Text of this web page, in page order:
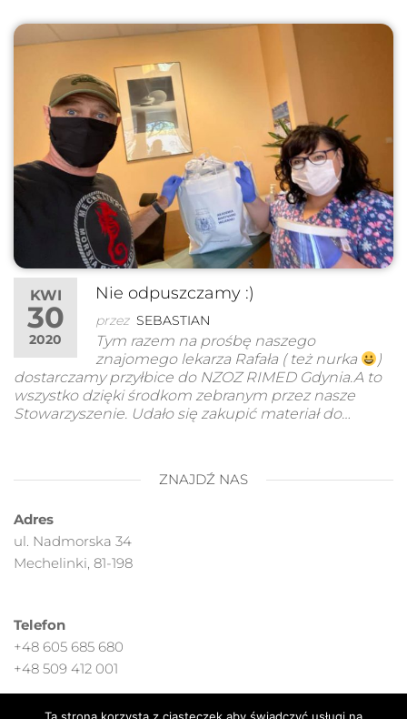
KWI
30
2020
Nie odpuszczamy :)
przez SEBASTIAN
Tym razem na prośbę naszego
znajomego lekarza Rafała ( też nurka
)
dostarczamy przyłbice do NZOZ RIMED Gdynia.A to
wszystko dzięki środkom zebranym przez nasze
Stowarzyszenie. Udało się zakupić materiał do…
ZNAJDŹ NAS
Adres
ul. Nadmorska 34
Mechelinki, 81-198
Telefon
+48 605 685 680
+48 509 412 001